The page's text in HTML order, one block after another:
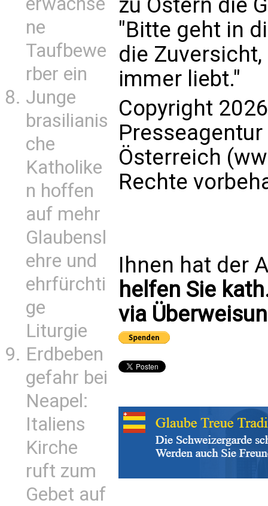
ne
Taufbewe
rber ein
Junge
brasilianis
che
Katholike
n hoffen
auf mehr
Glaubensl
ehre und
ehrfürchti
ge
Liturgie
Erdbeben
gefahr bei
Neapel:
Italiens
Kirche
ruft zum
Gebet auf
"Bitte geht in
die
immer liebt."
Copyright
Presseagentur
Österreich
Rechte
Ihnen hat der
helfen Sie
via